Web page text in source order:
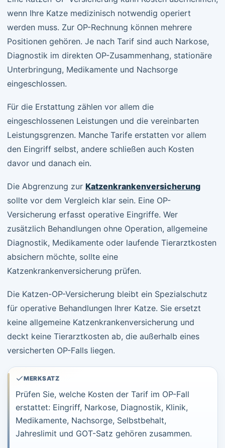
wenn Ihre Katze medizinisch notwendig operiert
werden muss. Zur OP-Rechnung können mehrere
Positionen gehören. Je nach Tarif sind auch Narkose,
Diagnostik im direkten OP-Zusammenhang, stationäre
Unterbringung, Medikamente und Nachsorge
eingeschlossen.
Für die Erstattung zählen vor allem die
eingeschlossenen Leistungen und die vereinbarten
Leistungsgrenzen. Manche Tarife erstatten vor allem
den Eingriff selbst, andere schließen auch Kosten
davor und danach ein.
Die Abgrenzung zur Katzenkrankenversicherung
sollte vor dem Vergleich klar sein. Eine OP-
Versicherung erfasst operative Eingriffe. Wer
zusätzlich Behandlungen ohne Operation, allgemeine
Diagnostik, Medikamente oder laufende Tierarztkosten
absichern möchte, sollte eine
Katzenkrankenversicherung prüfen.
Die Katzen-OP-Versicherung bleibt ein Spezialschutz
für operative Behandlungen Ihrer Katze. Sie ersetzt
keine allgemeine Katzenkrankenversicherung und
deckt keine Tierarztkosten ab, die außerhalb eines
versicherten OP-Falls liegen.
MERKSATZ
Prüfen Sie, welche Kosten der Tarif im OP-Fall
erstattet: Eingriff, Narkose, Diagnostik, Klinik,
Medikamente, Nachsorge, Selbstbehalt,
Jahreslimit und GOT-Satz gehören zusammen.